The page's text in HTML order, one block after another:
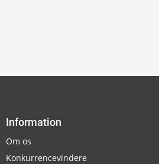
Information
Om os
Konkurrencevindere